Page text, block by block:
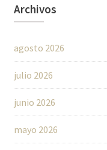
Archivos
agosto 2026
julio 2026
junio 2026
mayo 2026